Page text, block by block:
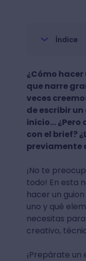
Índice
¿Cómo
que narre
veces
de escribir
inicio… ¿Pero
con el brief?
previamente
¡No te
todo! En esta
hacer un
uno y qué
necesitas
creativo,
¡Prepárate un